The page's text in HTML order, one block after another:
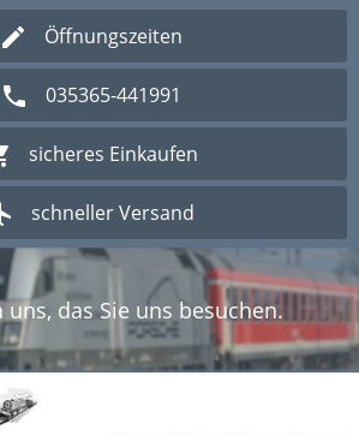
Öffnungszeiten
035365-441991
sicheres Einkaufen
schneller Versand
uns, das Sie uns besuchen.
im Onlineshop
- Eck Kloppe.
das Sie uns besuchen.
im Onlineshop
- Eck Kloppe.